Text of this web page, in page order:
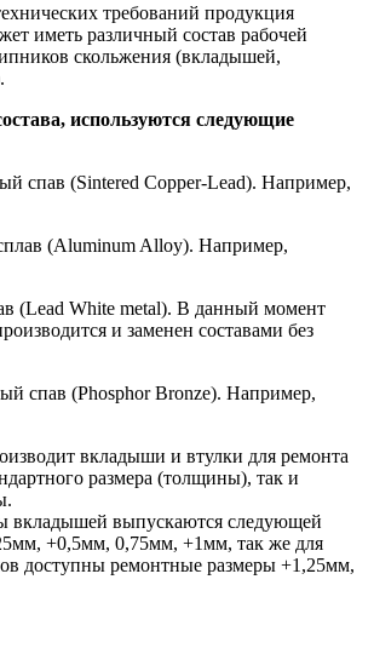
требований продукция
иметь различный состав рабочей
скольжения (вкладышей,
используются следующие
спав (Sintered Copper-Lead). Например,
(Aluminum Alloy). Например,
(Lead White metal). В данный момент
и заменен составами без
спав (Phosphor Bronze). Например,
вкладыши и втулки для ремонта
размера (толщины), так и
вкладышей выпускаются следующей
+0,5мм, 0,75мм, +1мм, так же для
доступны ремонтные размеры +1,25мм,